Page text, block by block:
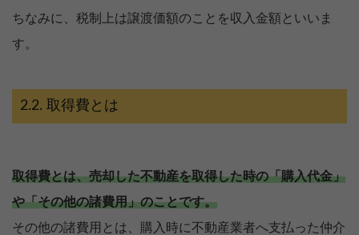
ちなみに、税制上は譲渡価額のことを収入金額といいま
す。
取得費とは
取得費とは、売却した不動産を取得した時の「購入代金」
や「その他の諸費用」のことです。
その他の諸費用とは、購入時に不動産業者へ支払った仲介